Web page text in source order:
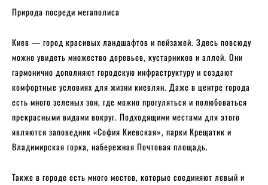
Природа посреди мегаполиса
Киев — город красивых ландшафтов и пейзажей. Здесь повсюду
можно увидеть множество деревьев, кустарников и аллей. Они
гармонично дополняют городскую инфраструктуру и создают
комфортные условиях для жизни киевлян. Даже в центре города
есть много зеленых зон, где можно прогуляться и полюбоваться
прекрасными видами вокруг. Подходящими местами для этого
являются заповедник «София Киевская», парки Крещатик и
Владимирская горка, набережная Почтовая площадь.
Также в городе есть много мостов, которые соединяют левый и